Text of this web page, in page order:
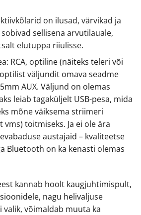
on ilusad, värvikad ja
sellisena arvutilauale,
elutuppa riiulisse.
RCA, optiline (näiteks teleri või
väljundit omava seadme
AUX. Väljund on olemas
leiab tagaküljelt USB-pesa, mida
mõne väiksema striimeri
vms) toitmiseks. Ja ei ole ära
austajaid – kvaliteetse
Bluetooth on ka kenasti olemas
kannab hoolt kaugjuhtimispult,
nagu helivaljuse
võimaldab muuta ka